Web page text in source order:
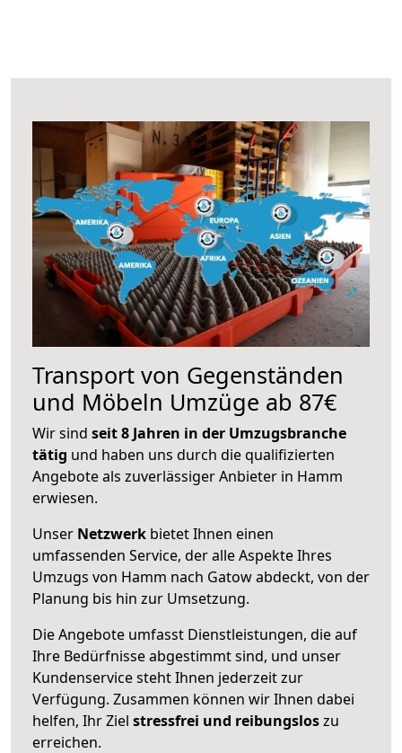
Transport von Gegenständen
und Möbeln Umzüge ab 87€
Wir sind seit 8 Jahren in der Umzugsbranche
tätig und haben uns durch die qualifizierten
Angebote als zuverlässiger Anbieter in Hamm
erwiesen.
Unser Netzwerk bietet Ihnen einen
umfassenden Service, der alle Aspekte Ihres
Umzugs von Hamm nach Gatow abdeckt, von der
Planung bis hin zur Umsetzung.
Die Angebote umfasst Dienstleistungen, die auf
Ihre Bedürfnisse abgestimmt sind, und unser
Kundenservice steht Ihnen jederzeit zur
Verfügung. Zusammen können wir Ihnen dabei
helfen, Ihr Ziel stressfrei und reibungsloszu
erreichen.